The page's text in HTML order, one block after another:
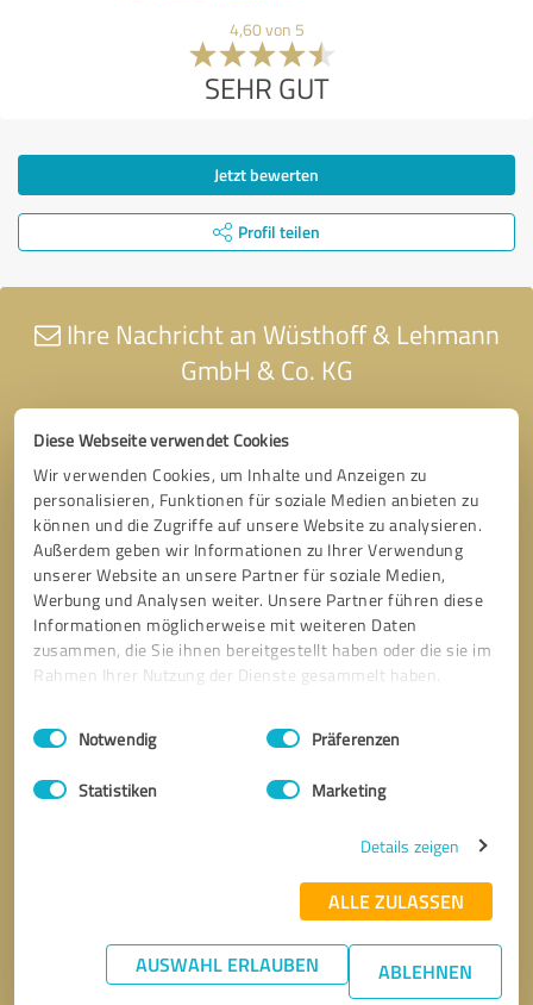
Diese Webseite verwendet Cookies
Wir verwenden Cookies, um Inhalte und Anzeigen zu
personalisieren, Funktionen für soziale Medien anbieten zu
können und die Zugriffe auf unsere Website zu analysieren.
Außerdem geben wir Informationen zu Ihrer Verwendung
unserer Website an unsere Partner für soziale Medien,
Werbung und Analysen weiter. Unsere Partner führen diese
Informationen möglicherweise mit weiteren Daten
zusammen, die Sie ihnen bereitgestellt haben oder die sie im
Rahmen Ihrer Nutzung der Dienste gesammelt haben.
Impressum Datenschutzbestimmungen
Einwilligungsauswahl
Notwendig Präferenzen
Statistiken Marketing
Details zeigen
ALLE ZULASSEN
AUSWAHL ERLAUBEN ABLEHNEN
4,60 von 5
SEHR GUT
Jetzt bewerten
Profil teilen
Ihre Nachricht an Wüsthoff & Lehmann
GmbH & Co. KG
* Erforderliche Angaben
Nachricht senden